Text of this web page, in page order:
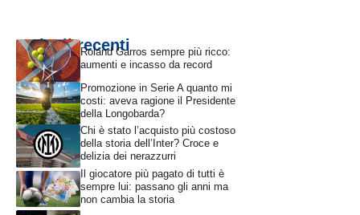
Articoli recentiRoland Garros sempre più ricco:
aumenti e incasso da record
Promozione in Serie A quanto mi
costi: aveva ragione il Presidente
della Longobarda?
Chi è stato l’acquisto più costoso
della storia dell’Inter? Croce e
delizia dei nerazzurri
Il giocatore più pagato di tutti è
sempre lui: passano gli anni ma
non cambia la storia